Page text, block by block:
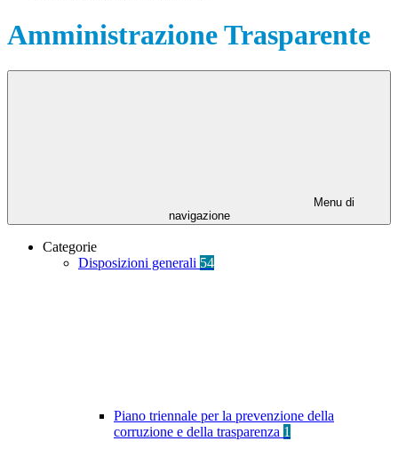
Amministrazione Trasparente
Menu di
navigazione
Categorie
Disposizioni generali 54
Piano triennale per la prevenzione della
corruzione e della trasparenza 1